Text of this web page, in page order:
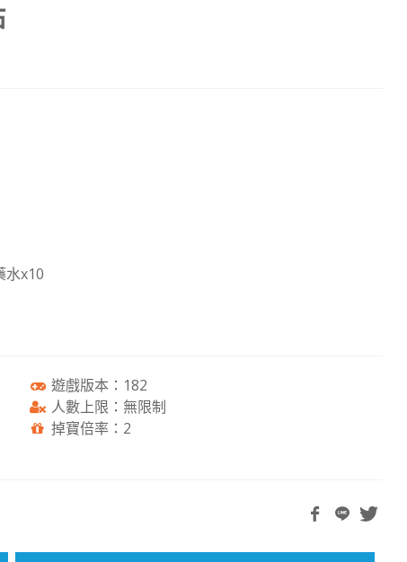
水x10
遊戲版本：182
人數上限：無限制
掉寶倍率：2